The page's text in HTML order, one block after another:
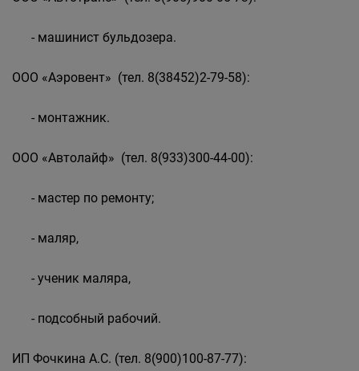
- машинист бульдозера.
ООО «Аэровент» (тел. 8(38452)2-79-58):
- монтажник.
ООО «Автолайф» (тел. 8(933)300-44-00):
- мастер по ремонту;
- маляр,
- ученик маляра,
- подсобный рабочий.
ИП Фочкина А.С. (тел. 8(900)100-87-77):